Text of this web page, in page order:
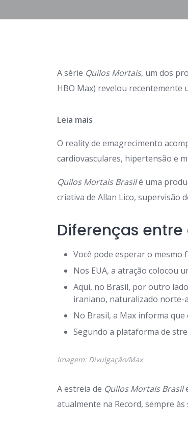
A série Quilos Mortais, um dos
HBO Max) revelou recentemente
Leia mais
O reality de emagrecimento
cardiovasculares, hipertensão e
Quilos Mortais Brasilé uma
criativa de Allan Lico, supervisão
Diferenças entre
Você pode esperar o
Nos EUA, a atração colocou
Aqui, no Brasil, por outro
iraniano, naturalizado norte-
No Brasil, a Max informa que
Segundo a plataforma de
Imagem: Divulgação/Max
A estreia de Quilos Mortais Brasil
atualmente na Record, sempre às